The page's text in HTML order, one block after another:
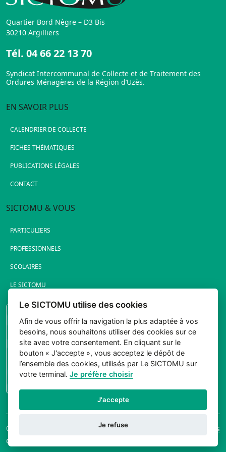
Quartier Bord Nègre – D3 Bis
30210 Argilliers
Tél. 04 66 22 13 70
Syndicat Intercommunal de Collecte et de Traitement des
Ordures Ménagères de la Région d’Uzès.
EN SAVOIR PLUS
CALENDRIER DE COLLECTE
FICHES THÉMATIQUES
PUBLICATIONS LÉGALES
CONTACT
SICTOMU & VOUS
PARTICULIERS
PROFESSIONNELS
SCOLAIRES
LE SICTOMU
PORTAIL ÉLUS
CONNEXION
© 2026 Sictomu. Tout
droits réservés.
Mentions légales
Le SICTOMU utilise des cookies
Afin de vous offrir la navigation la plus adaptée à vos
besoins, nous souhaitons utiliser des cookies sur ce
site avec votre consentement. En cliquant sur le
bouton « J'accepte », vous acceptez le dépôt de
l’ensemble des cookies, utilisés par Le SICTOMU sur
votre terminal.Je préfère choisir
J'accepte
Je refuse